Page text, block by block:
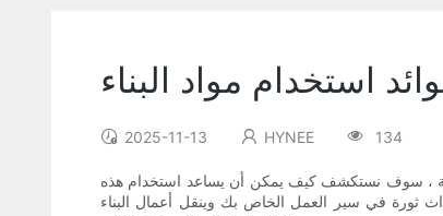
استخدام مواد البناء
2025-11-13 HYNEE 134
، سوف نستكشف كيف يمكن أن يساعد استخدام هذه
ثورة في سير العمل الخاص بك وينقل أعمال البناء